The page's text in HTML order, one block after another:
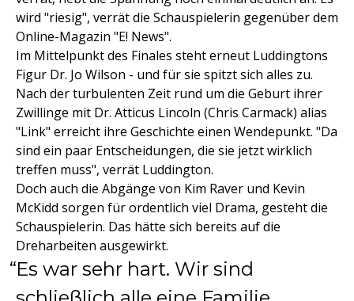
wird "riesig", verrät die Schauspielerin gegenüber dem
Online-Magazin "E! News".
Im Mittelpunkt des Finales steht erneut Luddingtons
Figur Dr. Jo Wilson - und für sie spitzt sich alles zu.
Nach der turbulenten Zeit rund um die Geburt ihrer
Zwillinge mit Dr. Atticus Lincoln (Chris Carmack) alias
"Link" erreicht ihre Geschichte einen Wendepunkt. "Da
sind ein paar Entscheidungen, die sie jetzt wirklich
treffen muss", verrät Luddington.
Doch auch die Abgänge von Kim Raver und Kevin
McKidd sorgen für ordentlich viel Drama, gesteht die
Schauspielerin. Das hätte sich bereits auf die
Dreharbeiten ausgewirkt.
Es war sehr hart. Wir sind